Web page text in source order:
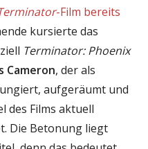
-Film bereits
kursierte das
Terminator: Phoenix
Cameron, der als
aufgeräumt und
des Films aktuell
Die Betonung liegt